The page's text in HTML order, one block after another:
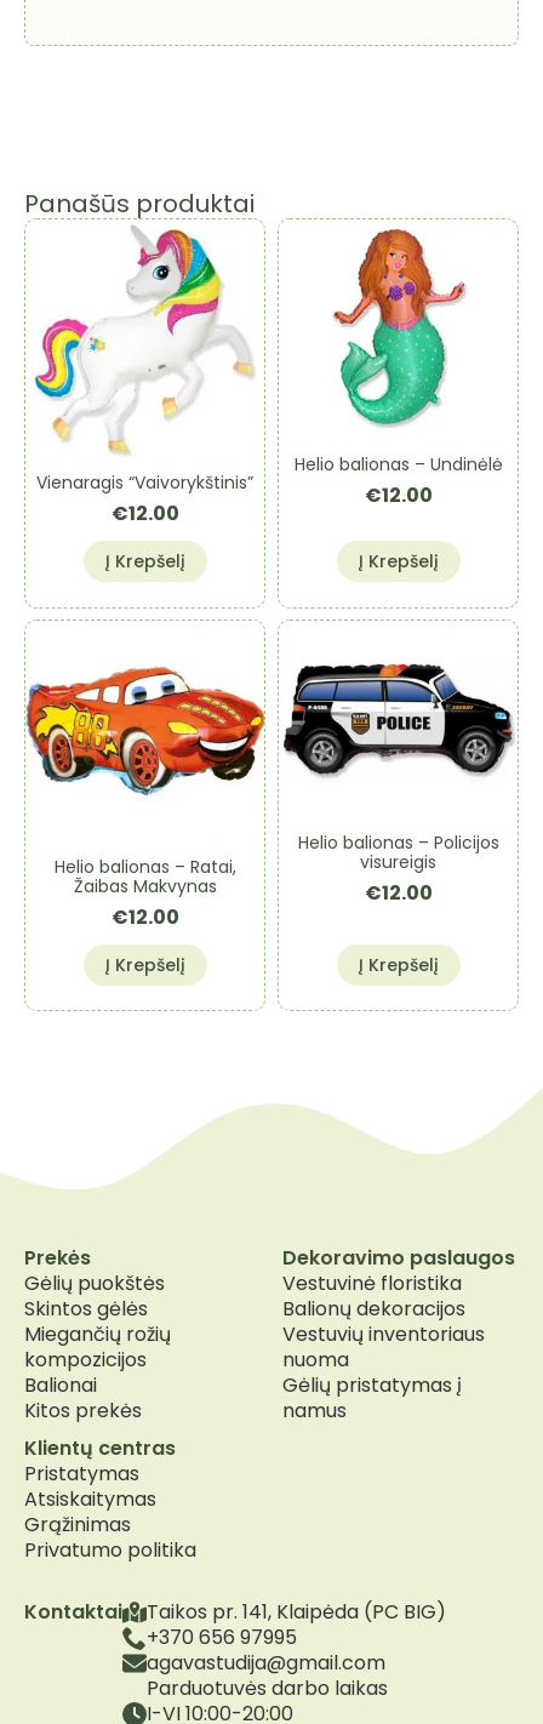
Panašūs produktai
Vienaragis “Vaivorykštinis”
€12.00
Į Krepšelį
Helio balionas – Undinėlė
€12.00
Į Krepšelį
Helio balionas – Ratai,
Žaibas Makvynas
€12.00
Į Krepšelį
Helio balionas – Policijos
visureigis
€12.00
Į Krepšelį
Kontaktai
Taikos pr. 141, Klaipėda (PC BIG)
+370 656 97995
agavastudija@gmail.com
Parduotuvės darbo laikas
I-VI 10:00-20:00
Prekės
Gėlių puokštės
Skintos gėlės
Miegančių rožių
kompozicijos
Balionai
Kitos prekės
Dekoravimo paslaugos
Vestuvinė floristika
Balionų dekoracijos
Vestuvių inventoriaus
nuoma
Gėlių pristatymas į
namus
Klientų centras
Pristatymas
Atsiskaitymas
Grąžinimas
Privatumo politika